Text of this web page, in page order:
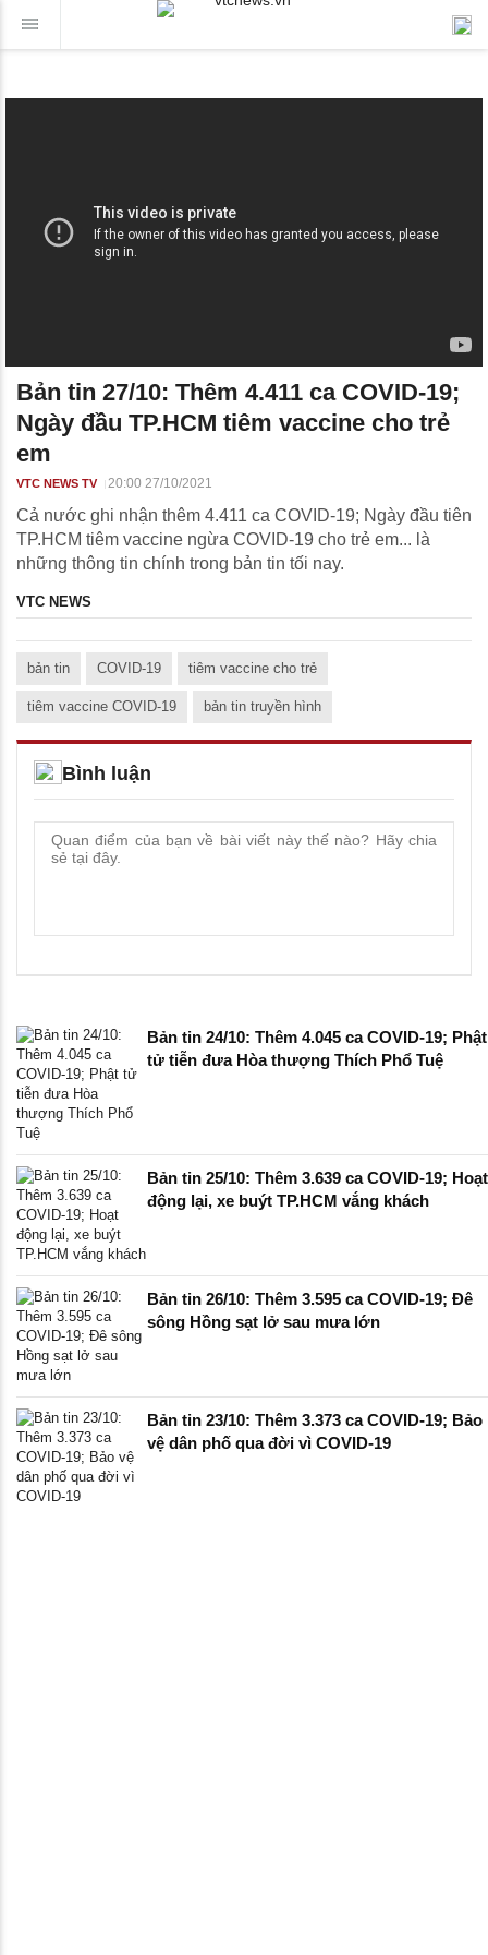
Bản tin 27/10: Thêm 4.411 ca COVID-19;
Ngày đầu TP.HCM tiêm vaccine cho trẻ
em
VTC NEWS TV 20:00 27/10/2021
Cả nước ghi nhận thêm 4.411 ca COVID-19; Ngày đầu tiên
TP.HCM tiêm vaccine ngừa COVID-19 cho trẻ em... là
những thông tin chính trong bản tin tối nay.
VTC NEWS
bản tin COVID-19 tiêm vaccine cho trẻ
tiêm vaccine COVID-19 bản tin truyền hình
Bình luận
Bản tin 24/10: Thêm 4.045 ca COVID-19; Phật
tử tiễn đưa Hòa thượng Thích Phổ Tuệ
Bản tin 25/10: Thêm 3.639 ca COVID-19; Hoạt
động lại, xe buýt TP.HCM vắng khách
Bản tin 26/10: Thêm 3.595 ca COVID-19; Đê
sông Hồng sạt lở sau mưa lớn
Bản tin 23/10: Thêm 3.373 ca COVID-19; Bảo
vệ dân phố qua đời vì COVID-19